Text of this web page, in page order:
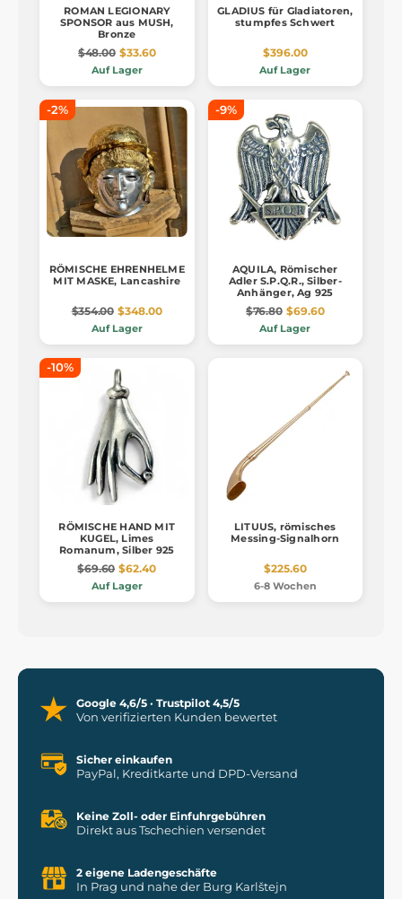
ROMAN LEGIONARY
SPONSOR aus MUSH,
Bronze
$48.00 $33.60
Auf Lager
GLADIUS für Gladiatoren,
stumpfes Schwert
$396.00
Auf Lager
-2%
RÖMISCHE EHRENHELME
MIT MASKE, Lancashire
$354.00 $348.00
Auf Lager
-9%
AQUILA, Römischer
Adler S.P.Q.R., Silber-
Anhänger, Ag 925
$76.80 $69.60
Auf Lager
-10%
RÖMISCHE HAND MIT
KUGEL, Limes
Romanum, Silber 925
$69.60 $62.40
Auf Lager
LITUUS, römisches
Messing-Signalhorn
$225.60
6-8 Wochen
Google 4,6/5 · Trustpilot 4,5/5
Von verifizierten Kunden bewertet
Sicher einkaufen
PayPal, Kreditkarte und DPD-Versand
Keine Zoll- oder Einfuhrgebühren
Direkt aus Tschechien versendet
2 eigene Ladengeschäfte
In Prag und nahe der Burg Karlštejn